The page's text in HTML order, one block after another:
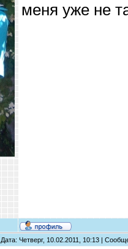
меня уже не
Дата: Четверг, 10.02.2011, 10:13 |